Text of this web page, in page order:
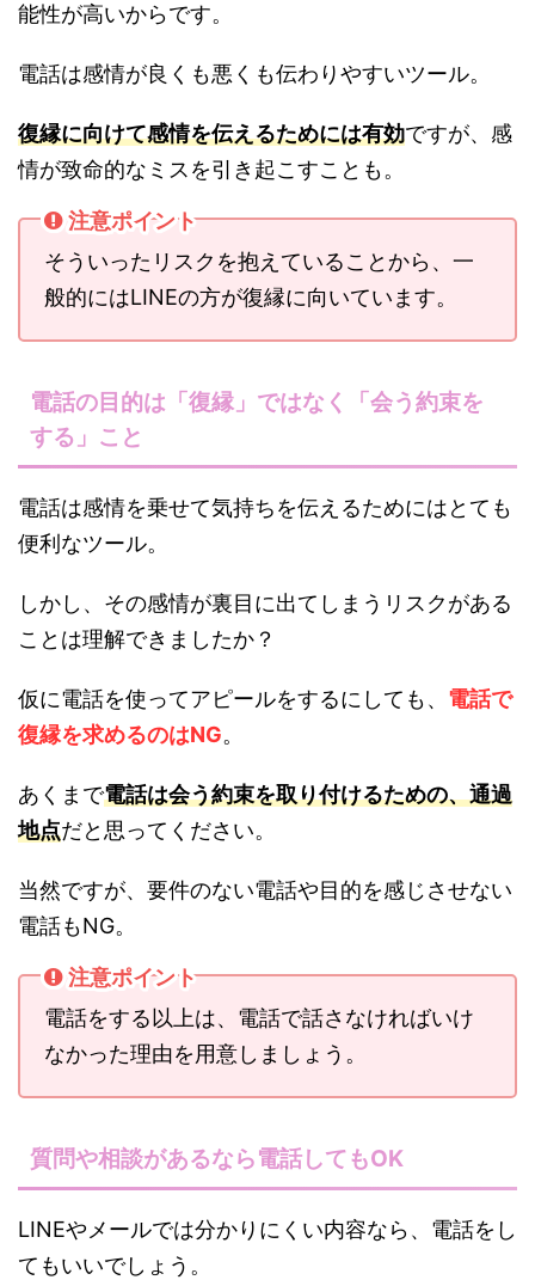
能性が高いからです。
電話は感情が良くも悪くも伝わりやすいツール。
復縁に向けて感情を伝えるためには有効ですが、感
情が致命的なミスを引き起こすことも。
注意ポイント
そういったリスクを抱えていることから、一
般的にはLINEの方が復縁に向いています。
電話の目的は「復縁」ではなく「会う約束を
する」こと
電話は感情を乗せて気持ちを伝えるためにはとても
便利なツール。
しかし、その感情が裏目に出てしまうリスクがある
ことは理解できましたか？
仮に電話を使ってアピールをするにしても、 電話で
復縁を求めるのはNG。
あくまで電話は会う約束を取り付けるための、通過
地点だと思ってください。
当然ですが、要件のない電話や目的を感じさせない
電話もNG。
注意ポイント
電話をする以上は、電話で話さなければいけ
なかった理由を用意しましょう。
質問や相談があるなら電話してもOK
LINEやメールでは分かりにくい内容なら、電話をし
てもいいでしょう。